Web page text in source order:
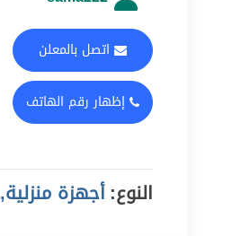
اتصل بالمعلن
إظهار رقم الهاتف
النوع:أجهزة منزلية, offer